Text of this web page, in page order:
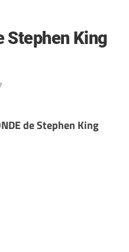
Stephen King
de Stephen King